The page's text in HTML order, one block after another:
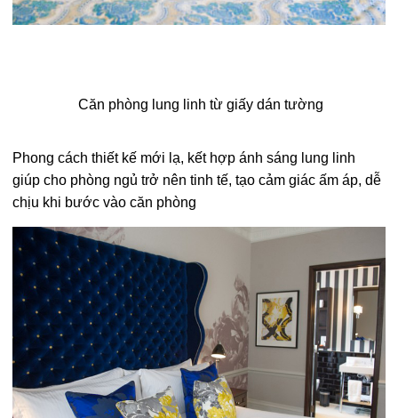
Căn phòng lung linh từ giấy dán tường
Phong cách thiết kế mới lạ, kết hợp ánh sáng lung linh
giúp cho phòng ngủ trở nên tinh tế, tạo cảm giác ấm áp, dễ
chịu khi bước vào căn phòng